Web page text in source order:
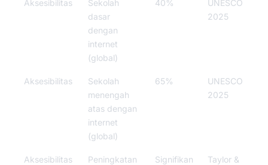
Aksesibilitas
Sekolah
dasar
dengan
internet
(global)
40%
UNESCO
2025
Aksesibilitas
Sekolah
menengah
atas dengan
internet
(global)
65%
UNESCO
2025
Aksesibilitas
Peningkatan
Signifikan
Taylor &